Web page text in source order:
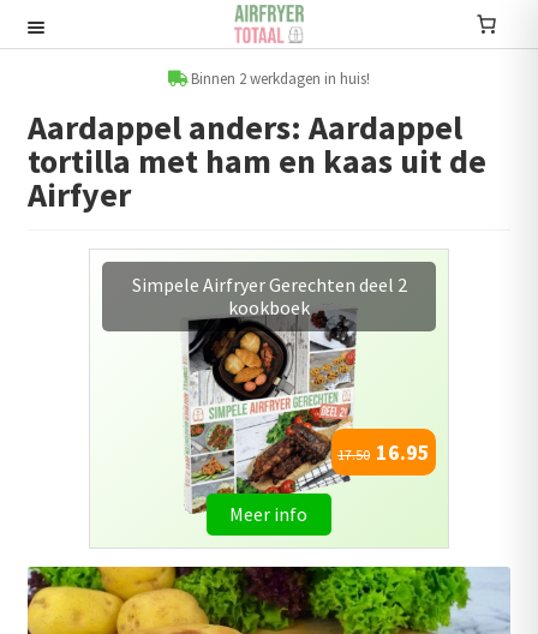
door
naar
Submenu
uitvouwen
Accessoires
uitvouwen
Accessoire sets
Kookboeken
Outlet
Binnen 2 werkdagen in huis!
Aardappel anders: Aardappel
tortilla met ham en kaas uit de
Airfyer
Broodjes en Tosti's kookboek voor
de Airfryer
19.95 16.95
Meer info